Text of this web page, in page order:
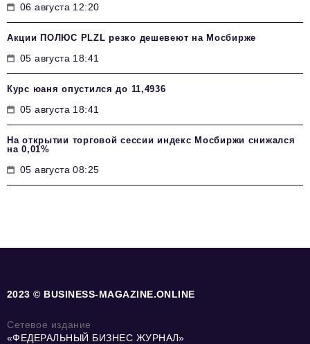
06 августа 12:20
Акции ПОЛЮС PLZL резко дешевеют на Мосбирже
05 августа 18:41
Курс юаня опустился до 11,4936
05 августа 18:41
На открытии торговой сессии индекс Мосбиржи снижался
на 0,01%
05 августа 08:25
2023 © BUSINESS-MAGAZINE.ONLINE
Сетевое издание
«ФЕДЕРАЛЬНЫЙ БИЗНЕС ЖУРНАЛ»